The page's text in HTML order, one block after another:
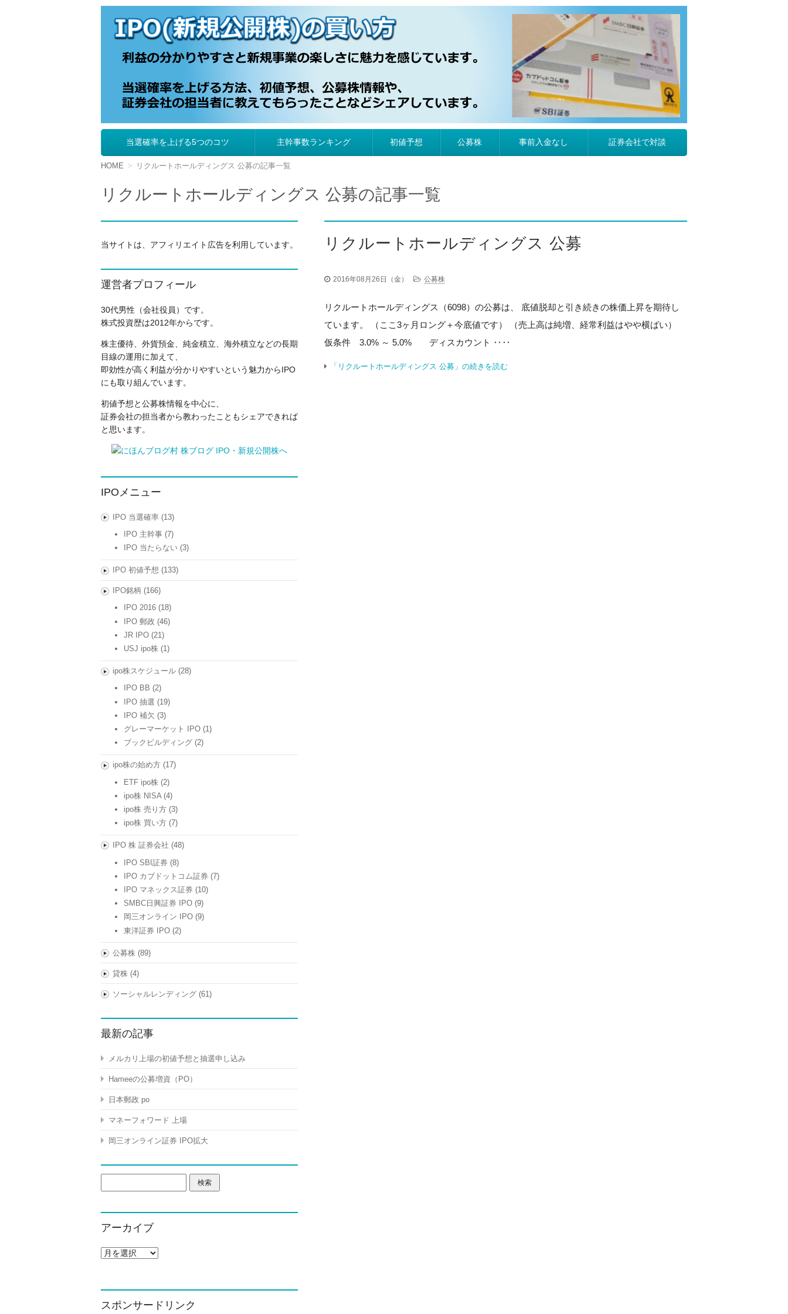
IPO（新規公開株）の買い方
ン
テ
ツ
へ
動
当選確率を上げる5つのコツ 主幹事数ランキング 初値予想 公募株 事前入金なし 証券会社で対談
HOME リクルートホールディングス 公募の記事一覧
リクルートホールディングス 公募の記事一覧
リクルートホールディングス 公募
2016年08月26日（金） 公募株
リクルートホールディングス（6098）の公募は、 底値脱却と引き続きの株価上昇を期待し
ています。 （ここ3ヶ月ロング＋今底値です） （売上高は純増、経常利益はやや横ばい）
仮条件 3.0% ～ 5.0% ディスカウント ‥‥
「リクルートホールディングス 公募」の続きを読む
当サイトは、アフィリエイト広告を利用しています。
運営者プロフィール
30代男性（会社役員）です。
株式投資歴は2012年からです。
株主優待、外貨預金、純金積立、海外積立などの長期
目線の運用に加えて、
即効性が高く利益が分かりやすいという魅力からIPO
にも取り組んでいます。
初値予想と公募株情報を中心に、
証券会社の担当者から教わったこともシェアできれば
と思います。
IPOメニュー
IPO 当選確率(13)
IPO 主幹事 (7)
IPO 当たらない (3)
IPO 初値予想 (133)
IPO銘柄 (166)
IPO 2016 (18)
IPO 郵政 (46)
JR IPO (21)
USJ ipo株 (1)
ipo株スケジュール(28)
IPO BB (2)
IPO 抽選 (19)
IPO 補欠 (3)
グレーマーケット IPO (1)
ブックビルディング (2)
ipo株の始め方(17)
ETF ipo株 (2)
ipo株 NISA (4)
ipo株 売り方 (3)
ipo株 買い方 (7)
IPO 株 証券会社 (48)
IPO SBI証券 (8)
IPO カブドットコム証券 (7)
IPO マネックス証券 (10)
SMBC日興証券 IPO (9)
岡三オンライン IPO (9)
東洋証券 IPO (2)
公募株(89)
貸株(4)
ソーシャルレンディング(61)
最新の記事
メルカリ上場の初値予想と抽選申し込み
Hameeの公募増資（PO）
日本郵政 po
マネーフォワード 上場
岡三オンライン証券 IPO拡大
索:
アーカイブ
ア
イ
ブ
スポンサードリンク